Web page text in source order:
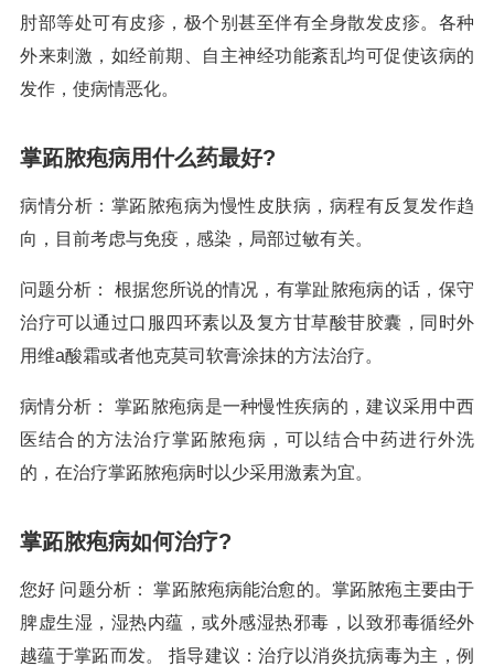
肘部等处可有皮疹，极个别甚至伴有全身散发皮疹。各种
外来刺激，如经前期、自主神经功能紊乱均可促使该病的
发作，使病情恶化。
掌跖脓疱病用什么药最好?
病情分析：掌跖脓疱病为慢性皮肤病，病程有反复发作趋
向，目前考虑与免疫，感染，局部过敏有关。
问题分析： 根据您所说的情况，有掌趾脓疱病的话，保守
治疗可以通过口服四环素以及复方甘草酸苷胶囊，同时外
用维a酸霜或者他克莫司软膏涂抹的方法治疗。
病情分析： 掌跖脓疱病是一种慢性疾病的，建议采用中西
医结合的方法治疗掌跖脓疱病，可以结合中药进行外洗
的，在治疗掌跖脓疱病时以少采用激素为宜。
掌跖脓疱病如何治疗?
您好 问题分析： 掌跖脓疱病能治愈的。掌跖脓疱主要由于
脾虚生湿，湿热内蕴，或外感湿热邪毒，以致邪毒循经外
越蕴于掌跖而发。 指导建议：治疗以消炎抗病毒为主，例